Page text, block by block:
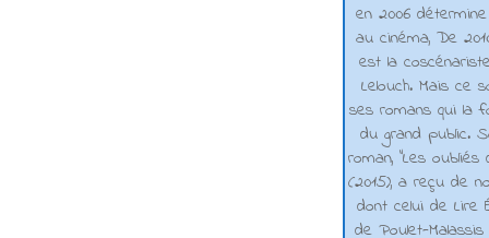
en 2006
au cinéma, De
est la
Lelouch. Mais ce
ses romans qui la
du grand public.
roman, "Les oubliés
(2015), a reçu de
dont celui de Lire
de Poulet-